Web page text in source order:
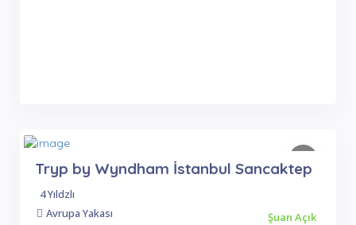
Tryp by Wyndham İstanbul Sancaktep
4 Yıldzlı
Avrupa Yakası
Şuan Açık